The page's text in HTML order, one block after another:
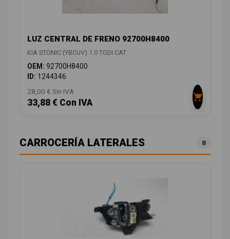
LUZ CENTRAL DE FRENO 92700H8400
KIA STONIC (YBCUV) 1.0 TGDI CAT
OEM: 92700H8400
ID: 1244346
28,00 € Sin IVA
33,88 € Con IVA
CARROCERÍA LATERALES 8